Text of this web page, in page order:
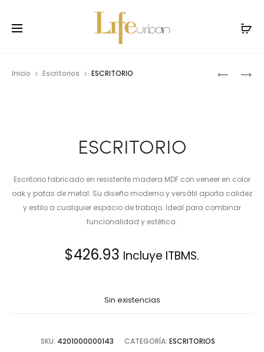
Inicio Escritorios ESCRITORIO
ESCRITORIO
Escritorio fabricado en resistente madera MDF con veneer en color
oak y patas de metal. Su diseño moderno y versátil aporta calidez
y estilo a cualquier espacio de trabajo. Ideal para combinar
funcionalidad y estética.
$426.93 Incluye ITBMS.
Sin existencias
SKU: 4201000000143 CATEGORÍA: ESCRITORIOS